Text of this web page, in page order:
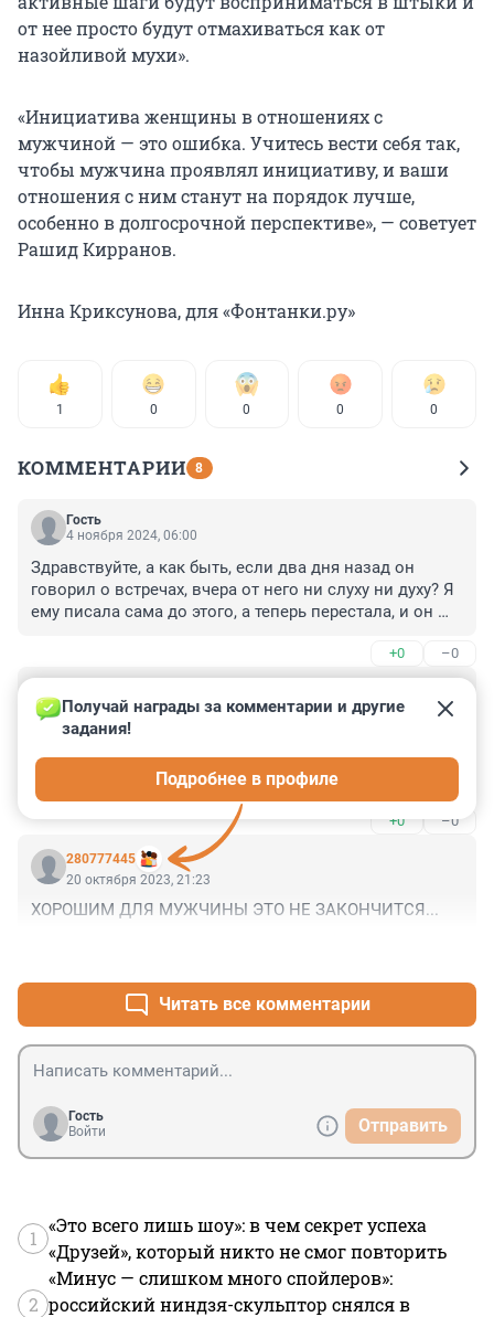
от нее просто будут отмахиваться как от
назойливой мухи».
«Инициатива женщины в отношениях с
мужчиной — это ошибка. Учитесь вести себя так,
чтобы мужчина проявлял инициативу, и ваши
отношения с ним станут на порядок лучше,
особенно в долгосрочной перспективе», — советует
Рашид Кирранов.
Инна Криксунова, для «Фонтанки.ру»
1 0 0 0 0
КОММЕНТАРИИ 8
Гость
4 ноября 2024, 06:00
Здравствуйте, а как быть, если два дня назад он
говорил о встречах, вчера от него ни слуху ни духу? Я
ему писала сама до этого, а теперь перестала, и он
он рос без родителей. Не знаю, как быть? Самой
писать уже не хочу, хочу убежать от негативных
мыслей, вернуть свое душевное равновесие
+0 –0
23 октября 2023, 10:31
Здравствуйте, считаю мнения психологов
абсолютной ложью. Мужчина добывает дичь, но
чтобы заслужить женщине кусочек, это нужно
ОООЧЕНЬ постараться. Нормальный мужчина абы
какую женщину ( недостойную) к своим ресурсам не
подпустит. Свою достойность женщине тоже нужно
доказывать...
+0 –0
280777445
Получай награды за комментарии и другие
задания!
Подробнее в профиле
20 октября 2023, 21:23
ХОРОШИМ ДЛЯ МУЖЧИНЫ ЭТО НЕ ЗАКОНЧИТСЯ...
Читать все комментарии
Гость
Войти
Отправить
1
«Это всего лишь шоу»: в чем секрет успеха
«Друзей», который никто не смог повторить
2
«Минус — слишком много спойлеров»:
российский ниндзя-скульптор снялся в